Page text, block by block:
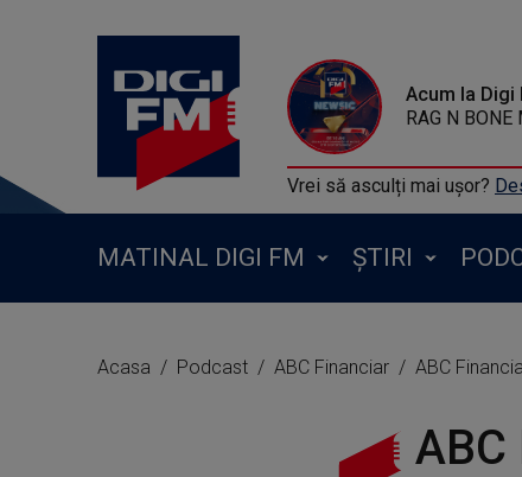
Acum la Digi
RAG N
Vrei să asculți mai ușor?
MATINAL DIGI FM ȘTIRI
Acasa Podcast ABC Financiar ABC